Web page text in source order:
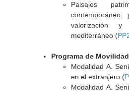
Paisajes
contemporáneo:
valorización
mediterráneo (
Programa de
Modalidad A.
en el extranjero (
Modalidad A.